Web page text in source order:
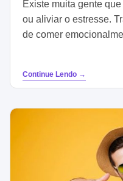
Existe muita gente
ou aliviar o estresse.
de comer
Continue Lendo →